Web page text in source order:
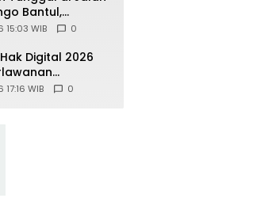
Bantul,
Terjun ke
15:03 WIB 0
Digital 2026
WIB 0